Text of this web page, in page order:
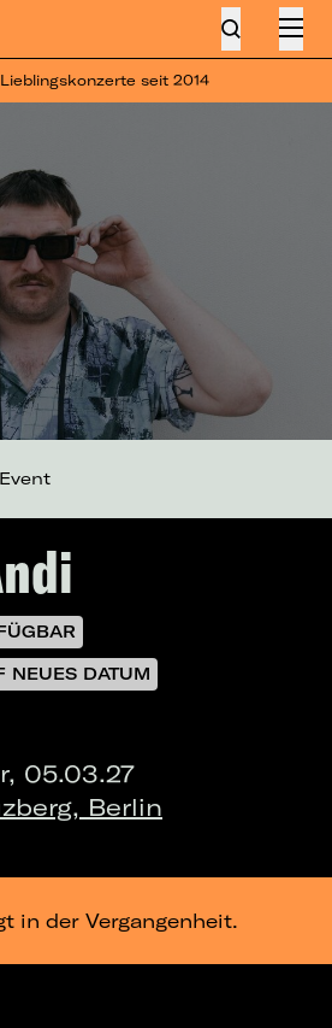
seit 2014
NEUES DATUM
05.03.27
Berlin
in der Vergangenheit.